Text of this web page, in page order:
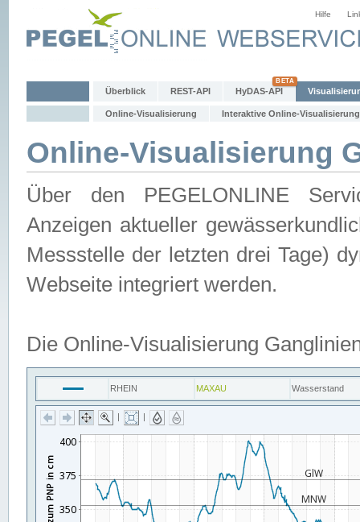
Hilfe
Überblick REST-API HyDAS-API
Online-Visualisierung Interaktive Online-Visualisierung
Online-Visualisierung
Über den PEGELONLINE
Anzeigen aktueller
Messstelle der letzten drei Tage)
Webseite integriert werden.
Die Online-Visualisierung